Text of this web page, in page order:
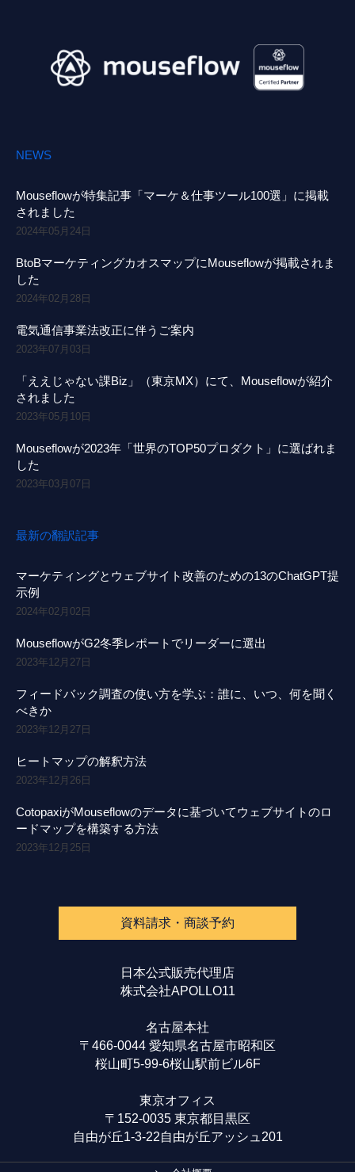
NEWS
Mouseflowが特集記事「マーケ＆仕事ツール100選」に掲載
されました
2024年05月24日
BtoBマーケティングカオスマップにMouseflowが掲載されま
した
2024年02月28日
電気通信事業法改正に伴うご案内
2023年07月03日
「ええじゃない課Biz」（東京MX）にて、Mouseflowが紹介
されました
2023年05月10日
Mouseflowが2023年「世界のTOP50プロダクト」に選ばれま
した
2023年03月07日
最新の翻訳記事
マーケティングとウェブサイト改善のための13のChatGPT提
示例
2024年02月02日
MouseflowがG2冬季レポートでリーダーに選出
2023年12月27日
フィードバック調査の使い方を学ぶ：誰に、いつ、何を聞く
べきか
2023年12月27日
ヒートマップの解釈方法
2023年12月26日
CotopaxiがMouseflowのデータに基づいてウェブサイトのロ
ードマップを構築する方法
2023年12月25日
資料請求・商談予約
日本公式販売代理店
株式会社APOLLO11
名古屋本社
〒466-0044 愛知県名古屋市昭和区
桜山町5-99-6桜山駅前ビル6F
東京オフィス
〒152-0035 東京都目黒区
自由が丘1-3-22自由が丘アッシュ201